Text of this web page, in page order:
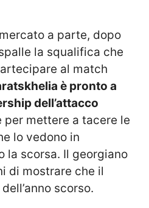
a parte, dopo
la squalifica che
al match
è pronto a
dell’attacco
per mettere a tacere le
lo vedono in
la scorsa. Il georgiano
di mostrare che il
scorso.